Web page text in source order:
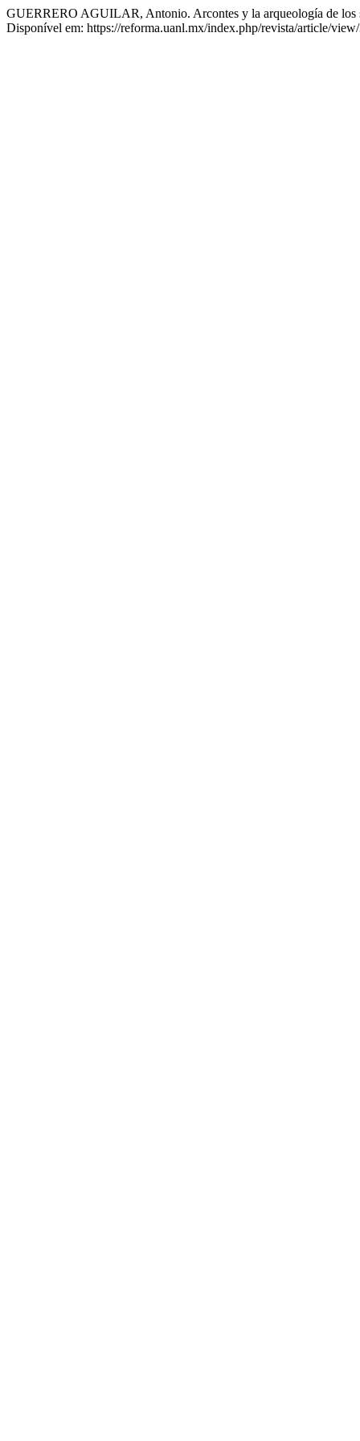
GUERRERO AGUILAR, Antonio. Arcontes y la arqueología de los
Disponível em: https://reforma.uanl.mx/index.php/revista/article/